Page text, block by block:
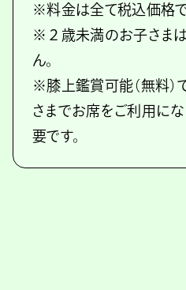
※料金は全て税込価格で
※２歳未満のお子さま
ん。
※膝上鑑賞可能（無料）
さまでお席をご利用に
要です。